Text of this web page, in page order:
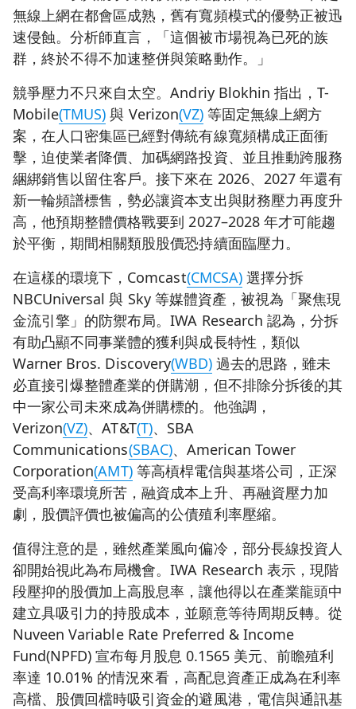
無線上網在都會區成熟，舊有寬頻模式的優勢正被迅
速侵蝕。分析師直言，「這個被市場視為已死的族
群，終於不得不加速整併與策略動作。」
競爭壓力不只來自太空。Andriy Blokhin 指出，T-
Mobile(TMUS) 與 Verizon(VZ)等固定無線上網方
案，在人口密集區已經對傳統有線寬頻構成正面衝
擊，迫使業者降價、加碼網路投資、並且推動跨服務
綑綁銷售以留住客戶。接下來在 2026、2027 年還有
新一輪頻譜標售，勢必讓資本支出與財務壓力再度升
高，他預期整體價格戰要到 2027–2028 年才可能趨
於平衡，期間相關類股股價恐持續面臨壓力。
在這樣的環境下，Comcast(CMCSA)選擇分拆
NBCUniversal 與 Sky 等媒體資產，被視為「聚焦現
金流引擎」的防禦布局。IWA Research 認為，分拆
有助凸顯不同事業體的獲利與成長特性，類似
Warner Bros. Discovery(WBD)過去的思路，雖未
必直接引爆整體產業的併購潮，但不排除分拆後的其
中一家公司未來成為併購標的。他強調，
Verizon(VZ)、AT&T(T)、SBA
Communications(SBAC)、American Tower
Corporation(AMT)等高槓桿電信與基塔公司，正深
受高利率環境所苦，融資成本上升、再融資壓力加
劇，股價評價也被偏高的公債殖利率壓縮。
值得注意的是，雖然產業風向偏冷，部分長線投資人
卻開始視此為布局機會。IWA Research 表示，現階
段壓抑的股價加上高股息率，讓他得以在產業龍頭中
建立具吸引力的持股成本，並願意等待周期反轉。從
Nuveen Variable Rate Preferred & Income
Fund(NPFD) 宣布每月股息 0.1565 美元、前瞻殖利
率達 10.01% 的情況來看，高配息資產正成為在利率
高檔、股價回檔時吸引資金的避風港，電信與通訊基